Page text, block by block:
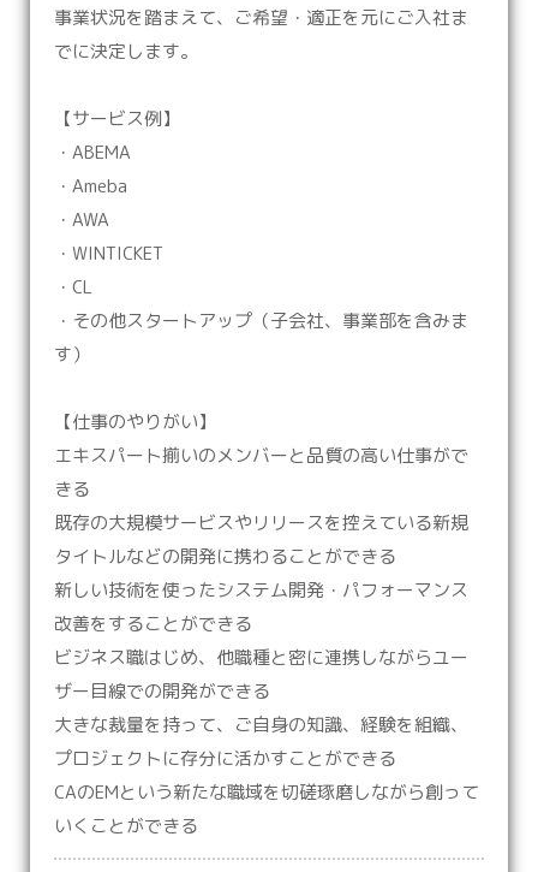
事業状況を踏まえて、ご希望・適正を元にご入社ま
でに決定します。
【サービス例】
・ABEMA
・Ameba
・AWA
・WINTICKET
・CL
・その他スタートアップ（子会社、事業部を含みま
す）
【仕事のやりがい】
エキスパート揃いのメンバーと品質の高い仕事がで
きる
既存の大規模サービスやリリースを控えている新規
タイトルなどの開発に携わることができる
新しい技術を使ったシステム開発・パフォーマンス
改善をすることができる
ビジネス職はじめ、他職種と密に連携しながらユー
ザー目線での開発ができる
大きな裁量を持って、ご自身の知識、経験を組織、
プロジェクトに存分に活かすことができる
CAのEMという新たな職域を切磋琢磨しながら創って
いくことができる